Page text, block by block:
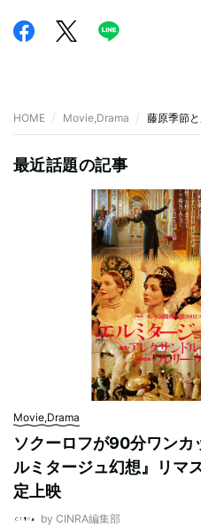
HOME Movie,Drama 藤原季節
最近話題の記事
Movie,Drama
ソクーロフが90分ワンカ
ルミタージュ幻想』リマ
定上映
by CINRA編集部